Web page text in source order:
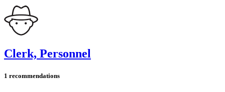
Clerk, Personnel
1 recommendations